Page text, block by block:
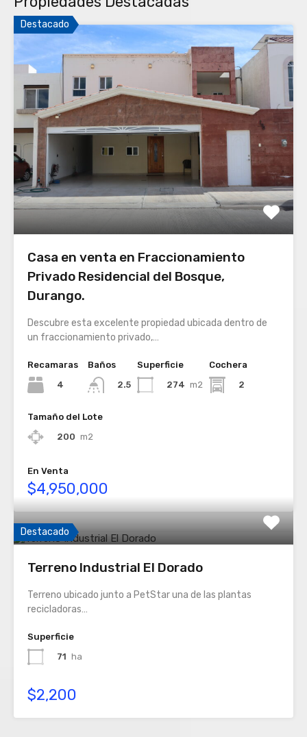
Destacado
Casa en venta en Fraccionamiento
Privado Residencial del Bosque,
Durango.
Descubre esta excelente propiedad ubicada dentro de
un fraccionamiento privado,…
Recamaras
4
Baños
2.5
Superficie
274 m2
Cochera
2
Tamaño del Lote
200 m2
En Venta
$4,950,000
Destacado
Terreno Industrial El Dorado
Terreno ubicado junto a PetStar una de las plantas
recicladoras…
Superficie
71 ha
$2,200